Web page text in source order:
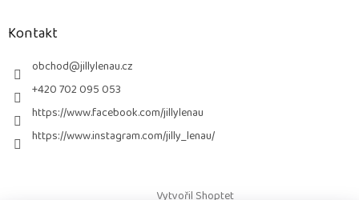
Kontakt
obchod@jillylenau.cz
+420 702 095 053
https://www.facebook.com/jillylenau
https://www.instagram.com/jilly_lenau/
Vytvořil Shoptet